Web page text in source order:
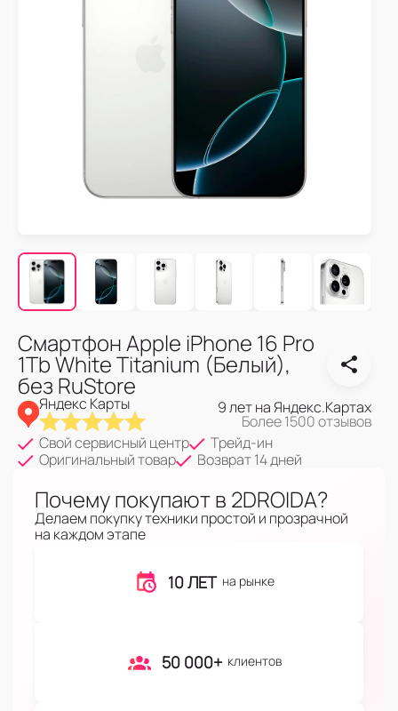
Смартфон Apple iPhone 16 Pro
1Tb White Titanium (Белый),
без RuStore
Яндекс Карты 9 лет на Яндекс.Картах
Более 1500 отзывов
Свой сервисный центр
Трейд-ин
Оригинальный товар
Возврат 14 дней
Почему покупают в 2DROIDA?
Делаем покупку техники простой и прозрачной
на каждом этапе
10 ЛЕТ на рынке
50 000+ клиентов